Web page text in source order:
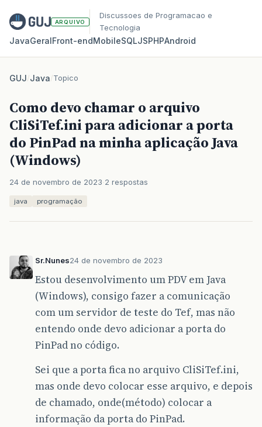
ARQUIVO
Discussoes de Programacao e
Tecnologia
JavaGeralFront‑endMobileSQLJSPHPAndroid
GUJ/Java/Topico
Como devo chamar o arquivo
CliSiTef.ini para adicionar a porta
do PinPad na minha aplicação Java
(Windows)
24 de novembro de 2023 2 respostas
java programação
Sr.Nunes24 de novembro de 2023
Estou desenvolvimento um PDV em Java
(Windows), consigo fazer a comunicação
com um servidor de teste do Tef, mas não
entendo onde devo adicionar a porta do
PinPad no código.
Sei que a porta fica no arquivo CliSiTef.ini,
mas onde devo colocar esse arquivo, e depois
de chamado, onde(método) colocar a
informação da porta do PinPad.